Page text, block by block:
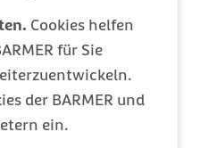
Cookies helfen
für Sie
der BARMER und
ein.
neue Informationen
durch frei
„Es ist wichtig
sich dieser
ist ihre Realität und